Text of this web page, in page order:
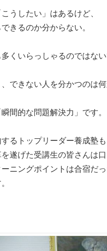
うしたい」はあるけど、
きるのか分からない。
くいらっしゃるのではない
、できない人を分かつのは
間的な問題解決力」です。
るトップリーダー養成塾も
遂げた受講生の皆さんは口
ーニングポイントは合宿だっ